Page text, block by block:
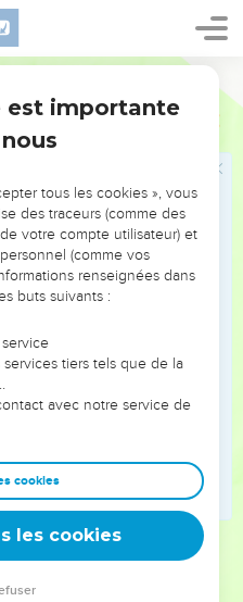
ni les pieds enchaînés.
un homme surpris par des
de pleurer.
David pour lui offrir de la
jour, mais le roi fit ce
plus terrible des punitions
ou quoi que ce soit avant le
et l’approuva.
ce que faisait le roi.
et tous les Israélites
Ner.
: « Vous rendez-vous
un grand chef d’Israël, est
je me sens actuellement
ces hommes, dont la mère
veuille donc les punir lui-
»
avec autorisation. Pour vous procurer
est importante
tous les cookies », vous
des traceurs (comme des
votre compte utilisateur) et
(comme vos
renseignées dans
buts suivants :
tiers tels que de la
avec notre service de
cookies
les cookies